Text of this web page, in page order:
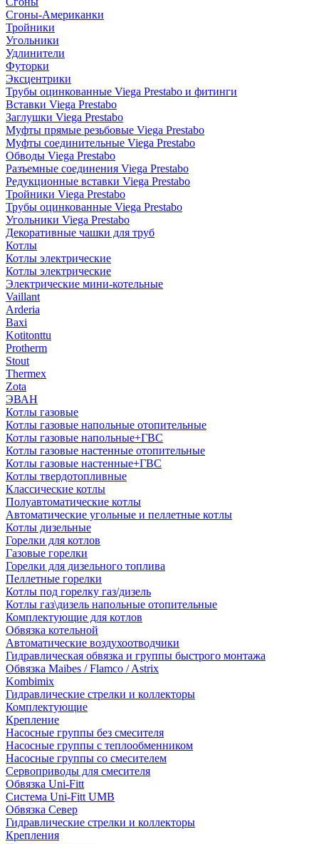
Сгоны-Американки
Тройники
Угольники
Удлинители
Футорки
Эксцентрики
Трубы оцинкованные Viega Prestabo и фитинги
Вставки Viega Prestabo
Заглушки Viega Prestabo
Муфты прямые резьбовые Viega Prestabo
Муфты соединительные Viega Prestabo
Обводы Viega Prestabo
Разъемные соединения Viega Prestabo
Редукционные вставки Viega Prestabo
Тройники Viega Prestabo
Трубы оцинкованные Viega Prestabo
Угольники Viega Prestabo
Декоративные чашки для труб
Котлы
Котлы электрические
Котлы электрические
Электрические мини-котельные
Vaillant
Arderia
Baxi
Kotitonttu
Protherm
Stout
Thermex
Zota
ЭВАН
Котлы газовые
Котлы газовые напольные отопительные
Котлы газовые напольные+ГВС
Котлы газовые настенные отопительные
Котлы газовые настенные+ГВС
Котлы твердотопливные
Классические котлы
Полуавтоматические котлы
Автоматические угольные и пеллетные котлы
Котлы дизельные
Горелки для котлов
Газовые горелки
Горелки для дизельного топлива
Пеллетные горелки
Котлы под горелку газ/дизель
Котлы газ\дизель напольные отопительные
Комплектующие для котлов
Обвязка котельной
Автоматические воздухоотводчики
Гидравлическая обвязка и группы быстрого монтажа
Обвязка Maibes / Flamco / Astrix
Kombimix
Гидравлические стрелки и коллекторы
Комплектующие
Крепление
Насосные группы без смесителя
Насосные группы с теплообменником
Насосные группы со смесителем
Сервоприводы для смесителя
Обвязка Uni-Fitt
Система Uni-Fitt UMB
Обвязка Север
Гидравлические стрелки и коллекторы
Крепления